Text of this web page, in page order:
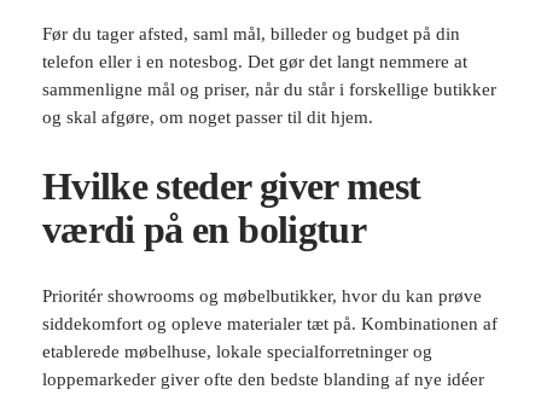
Før du tager afsted, saml mål, billeder og budget på din
telefon eller i en notesbog. Det gør det langt nemmere at
sammenligne mål og priser, når du står i forskellige butikker
og skal afgøre, om noget passer til dit hjem.
Hvilke steder giver mest
værdi på en boligtur
Prioritér showrooms og møbelbutikker, hvor du kan prøve
siddekomfort og opleve materialer tæt på. Kombinationen af
etablerede møbelhuse, lokale specialforretninger og
loppemarkeder giver ofte den bedste blanding af nye idéer